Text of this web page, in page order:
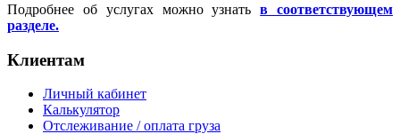
Подробнее об услугах можно узнать в соответствующем
разделе.
Клиентам
Личный кабинет
Калькулятор
Отслеживание / оплата груза